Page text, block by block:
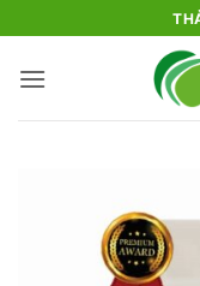
qua
nội